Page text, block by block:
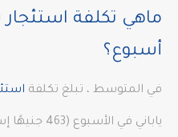
ماهي تكلفة استئجار
أسبوع؟
في المتوسط ​​، تبلغ تكلفة
ياباني في الأسبوع (463 جنيهًا إسترلينيًا في اليوم).